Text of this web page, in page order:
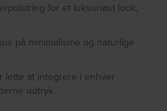
for et luksuriøst look,
på minimalisme og naturlige
lette at integrere i enhver
udtryk.